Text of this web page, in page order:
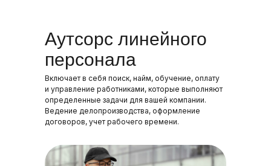
исполнителей
Включает в себя поиск, найм, обучение, оплату
и управление работниками, которые выполняют
определенные задачи для вашей компании.
Ведение делопроизводства, оформление
договоров, учет рабочего времени.
Аутсорс линейного
персонала